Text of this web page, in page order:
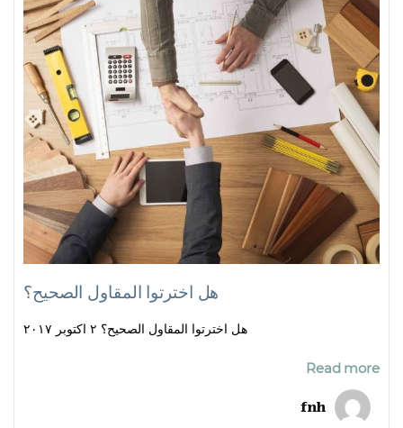
هل اخترتوا المقاول الصحيح؟
هل اخترتوا المقاول الصحيح؟ ٢ اكتوبر ٢٠١٧
Read more
fnh